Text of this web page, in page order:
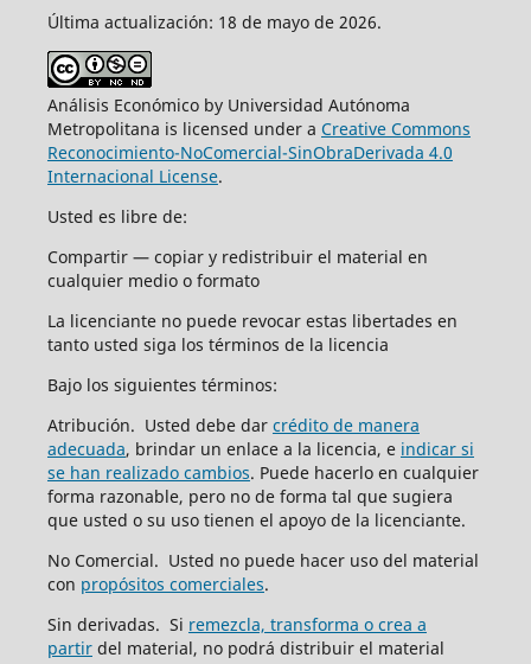
Última actualización: 18 de mayo de 2026.
Análisis Económico by Universidad Autónoma
Metropolitana is licensed under a Creative Commons
Reconocimiento-NoComercial-SinObraDerivada 4.0
Internacional License.
Usted es libre de:
Compartir — copiar y redistribuir el material en
cualquier medio o formato
La licenciante no puede revocar estas libertades en
tanto usted siga los términos de la licencia
Bajo los siguientes términos:
Atribución. Usted debe dar crédito de manera
adecuada, brindar un enlace a la licencia, e indicar si
se han realizado cambios. Puede hacerlo en cualquier
forma razonable, pero no de forma tal que sugiera
que usted o su uso tienen el apoyo de la licenciante.
No Comercial. Usted no puede hacer uso del material
con propósitos comerciales.
Sin derivadas. Si remezcla, transforma o crea a
partirdel material, no podrá distribuir el material